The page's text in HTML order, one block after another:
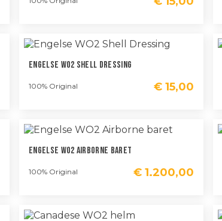
Engelse WO2 Shell Dressing
100% Original € 15,00
Engelse WO2 Airborne Baret
100% Original € 1.200,00